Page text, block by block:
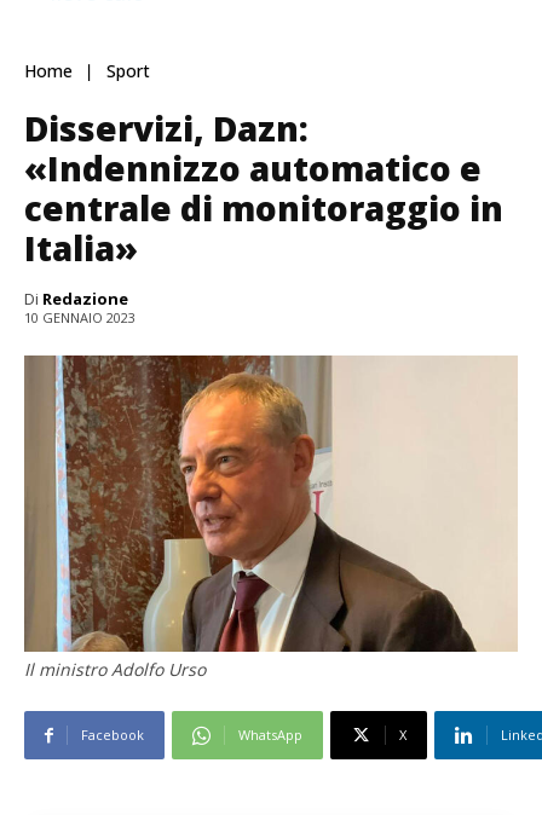
Home Sport
Disservizi, Dazn:
«Indennizzo automatico e
centrale di monitoraggio in
Italia»
Di Redazione
10 GENNAIO 2023
Il ministro Adolfo Urso
Facebook WhatsApp X